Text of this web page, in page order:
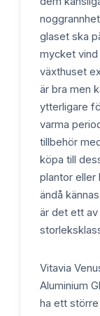
glaset ska
mycket
växthuset
är bra men
ytterligare
varma
tillbehör
köpa till
plantor eller
ändå
är det ett av
Vitavia
Aluminium
ha ett